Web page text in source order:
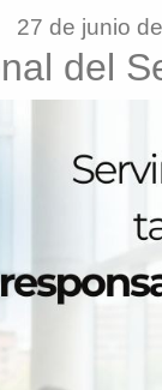
27 de junio
del